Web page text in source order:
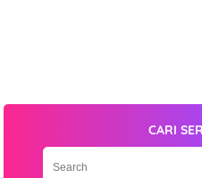
CARI
NB : Tidak semua perangkan
dengan form ini, jika anda